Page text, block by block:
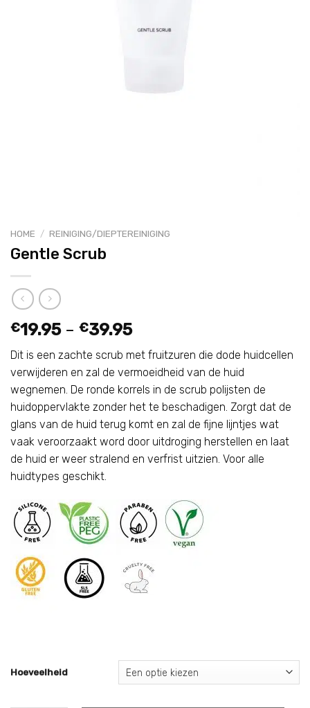
HOME / REINIGING/DIEPTEREINIGING
Gentle Scrub
€19.95– €39.95
Dit is een zachte scrub met fruitzuren die dode huidcellen
verwijderen en zal de vermoeidheid van de huid
wegnemen. De ronde korrels in de scrub polijsten de
huidoppervlakte zonder het te beschadigen. Zorgt dat de
glans van de huid terug komt en zal de fijne lijntjes wat
vaak veroorzaakt word door uitdroging herstellen en laat
de huid er weer stralend en verfrist uitzien. Voor alle
huidtypes geschikt.
Hoeveelheid